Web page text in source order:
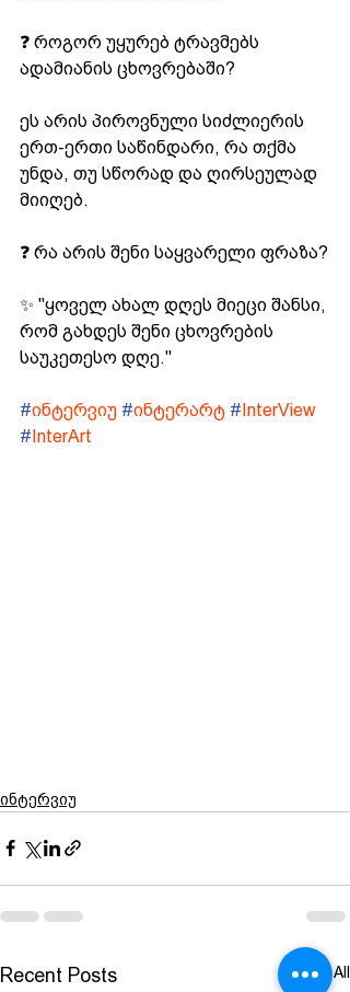
❓ როგორ უყურებ ტრავმებს
ადამიანის ცხოვრებაში?
ეს არის პიროვნული სიძლიერის
ერთ-ერთი საწინდარი, რა თქმა
უნდა, თუ სწორად და ღირსეულად
მიიღებ.
❓ რა არის შენი საყვარელი ფრაზა?
✨ "ყოველ ახალ დღეს მიეცი შანსი,
რომ გახდეს შენი ცხოვრების
საუკეთესო დღე."
#ინტერვიუ #ინტერარტ # InterView
# InterArt
ინტერვიუ
Recent Posts See All